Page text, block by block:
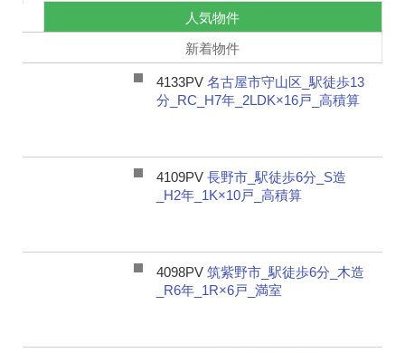
人気物件
新着物件
4133PV 名古屋市守山区_駅徒歩13
分_RC_H7年_2LDK×16戸_高積算
4109PV 長野市_駅徒歩6分_S造
_H2年_1K×10戸_高積算
4098PV 筑紫野市_駅徒歩6分_木造
_R6年_1R×6戸_満室